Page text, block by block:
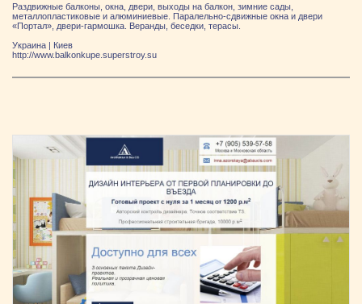
Раздвижные балконы, окна, двери, выходы на балкон, зимние сады,
металлопластиковые и алюминиевые. Паралельно-сдвижные окна и двери
«Портал», двери-гармошка. Веранды, беседки, терасы.
Украина | Киев
http://www.balkonkupe.superstroy.su